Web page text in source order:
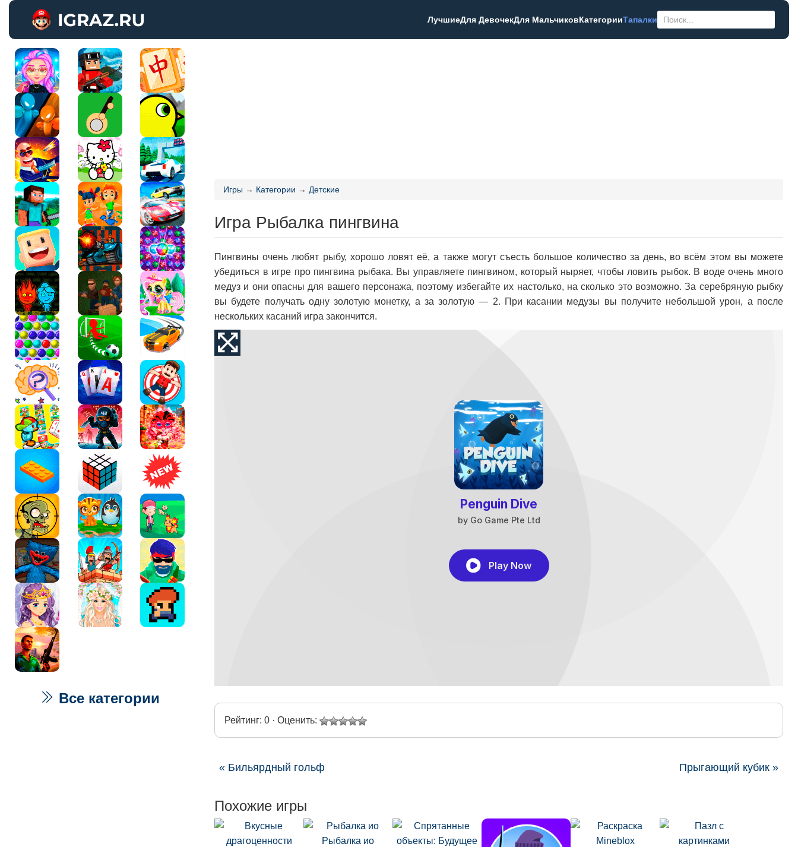
ЛучшиеДля ДевочекДля МальчиковКатегорииТапалки
Игры → Категории → Детские
Игра Рыбалка пингвина
Пингвины очень любят рыбу, хорошо ловят её, а также могут съесть большое количество за день, во всём этом вы можете
убедиться в игре про пингвина рыбака. Вы управляете пингвином, который ныряет, чтобы ловить рыбок. В воде очень много
медуз и они опасны для вашего персонажа, поэтому избегайте их настолько, на сколько это возможно. За серебряную рыбку
вы будете получать одну золотую монетку, а за золотую — 2. При касании медузы вы получите небольшой урон, а после
нескольких касаний игра закончится.
Рейтинг: 0 · Оценить:
« Бильярдный гольф Прыгающий кубик »
Похожие игры
Рыбалка ио
Все категории